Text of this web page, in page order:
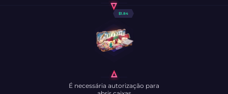
$1.84
É necessária autorização para